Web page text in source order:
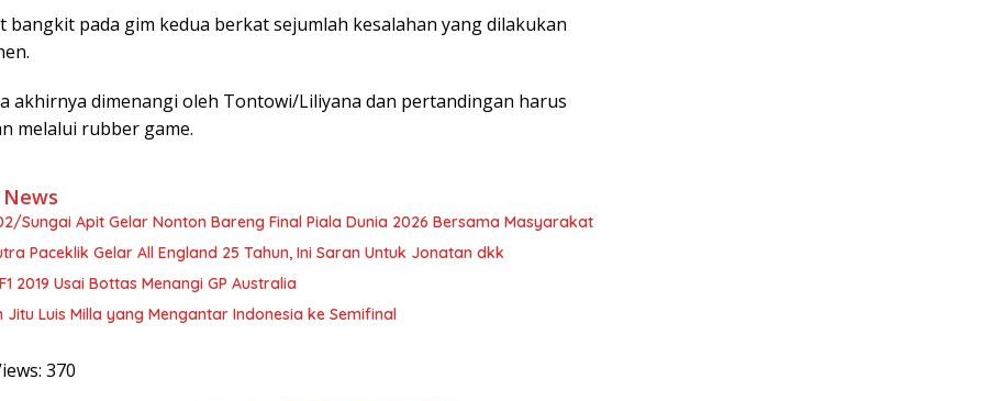
bangkit pada gim kedua berkat sejumlah kesalahan yang dilakukan
akhirnya dimenangi oleh Tontowi/Liliyana dan pertandingan harus
melalui rubber game.
Sungai Apit Gelar Nonton Bareng Final Piala Dunia 2026 Bersama Masyarakat
Paceklik Gelar All England 25 Tahun, Ini Saran Untuk Jonatan dkk
2019 Usai Bottas Menangi GP Australia
Jitu Luis Milla yang Mengantar Indonesia ke Semifinal
370